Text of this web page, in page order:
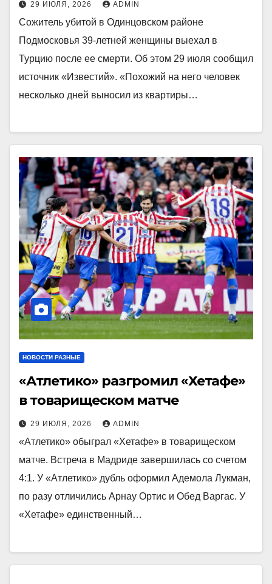
29 ИЮЛЯ, 2026 ADMIN
Сожитель убитой в Одинцовском районе
Подмосковья 39-летней женщины выехал в
Турцию после ее смерти. Об этом 29 июля сообщил
источник «Известий». «Похожий на него человек
несколько дней выносил из квартиры…
НОВОСТИ РАЗНЫЕ
«Атлетико» разгромил «Хетафе»
в товарищеском матче
29 ИЮЛЯ, 2026 ADMIN
«Атлетико» обыграл «Хетафе» в товарищеском
матче. Встреча в Мадриде завершилась со счетом
4:1. У «Атлетико» дубль оформил Адемола Лукман,
по разу отличились Арнау Ортис и Обед Варгас. У
«Хетафе» единственный…